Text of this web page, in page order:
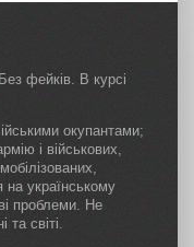
фейків. В курсі
окупантами;
і військових,
на українському
проблеми. Не
та світі.